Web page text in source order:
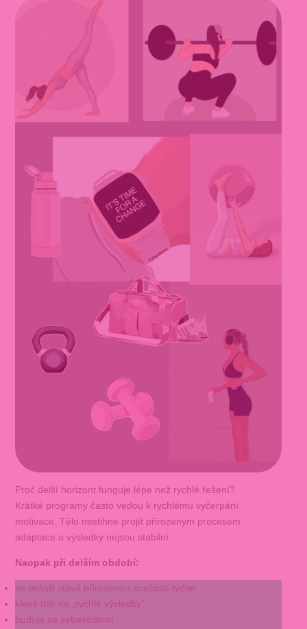
Proč delší horizont funguje lépe než rychlé řešení?
Krátké programy často vedou k rychlému vyčerpání
motivace. Tělo nestihne projít přirozeným procesem
adaptace a výsledky nejsou stabilní.
Naopak při delším období:
se pohyb stává přirozenou součástí týdne
klesá tlak na „rychlé výsledky“
buduje se sebevědomí